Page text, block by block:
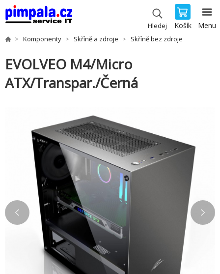
Hledej Košík Menu
Komponenty Skříně a zdroje Skříně bez zdroje
EVOLVEO M4/Micro
ATX/Transpar./Černá